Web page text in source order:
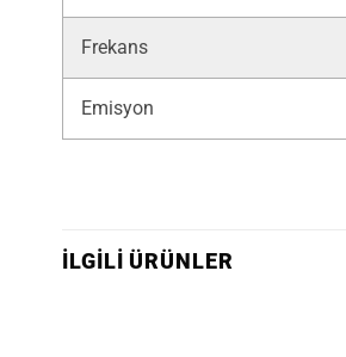
Frekans
Emisyon
İLGILI ÜRÜNLER